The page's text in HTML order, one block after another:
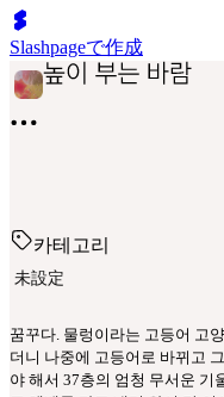
Slashpageで作成
카테고리
未設定
꿈꾸다. 물렁이라는 고등어 고
더니 나중에 고등어로 바뀌고
야 해서 37층의 엄청 무서운 기